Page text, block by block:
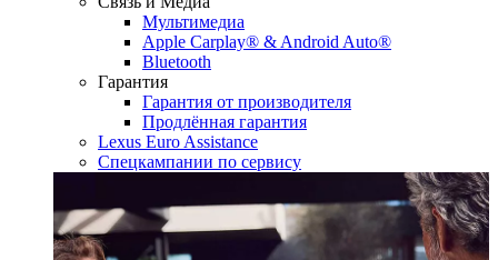
Мультимедиа
Apple Carplay® & Android Auto®
Bluetooth
Гарантия
Гарантия от производителя
Продлённая гарантия
Lexus Euro Assistance
Спецкампании по сервису